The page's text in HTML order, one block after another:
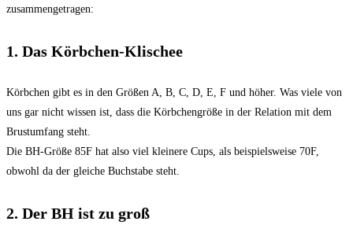
zusammengetragen:
1. Das Körbchen-Klischee
Körbchen gibt es in den Größen A, B, C, D, E, F und höher. Was viele von
uns gar nicht wissen ist, dass die Körbchengröße in der Relation mit dem
Brustumfang steht.
Die BH-Größe 85F hat also viel kleinere Cups, als beispielsweise 70F,
obwohl da der gleiche Buchstabe steht.
2. Der BH ist zu groß